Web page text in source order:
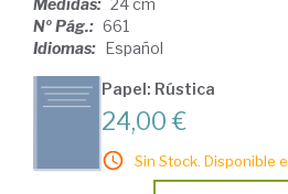
Nº Pág.: 661
Idiomas: Español
Papel: Rústica
24,00 €
Sin Stock. Disponible